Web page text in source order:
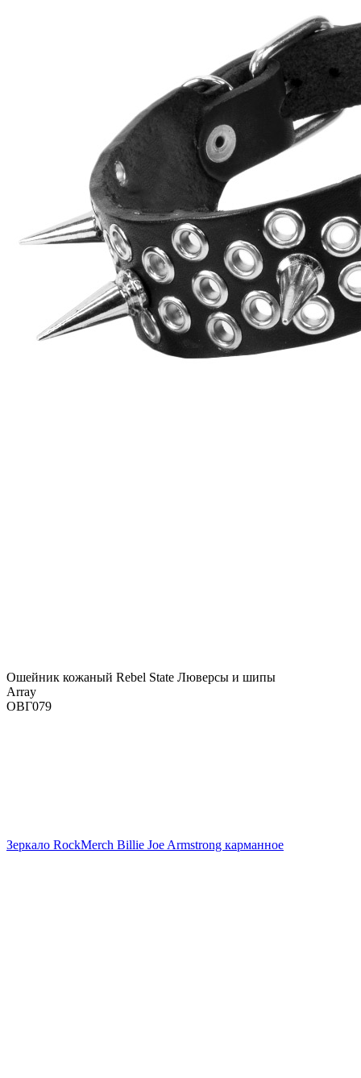
Ошейник кожаный Rebel State Люверсы и шипы
Array
ОВГ079
Зеркало RockMerch Billie Joe Armstrong карманное